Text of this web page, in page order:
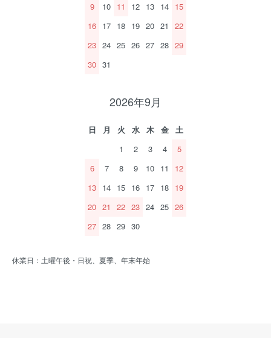
9
10 11 12 13 14 15
16 17 18 19 20 21
22
23 24 25 26 27 28 29
30 31
2026年9月
日 月 火 水 木 金
土
1
2 3 4
5
6
7 8 9 10 11
12
13 14 15 16 17 18 19
20 21 22 23 24 25 26
27 28 29 30
休業日：土曜午後・日祝、夏季、年末年始